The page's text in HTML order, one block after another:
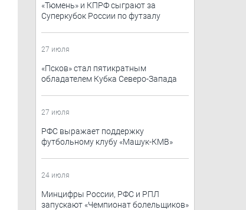
​«Тюмень»​ и КПРФ сыграют за
Суперкубок России по футзалу
27 июля
«Псков» стал пятикратным
обладателем Кубка Северо-Запада
27 июля
РФС выражает поддержку
футбольному клубу «Машук-КМВ»
24 июля
Минцифры России, РФС и РПЛ
запускают «Чемпионат болельщиков»